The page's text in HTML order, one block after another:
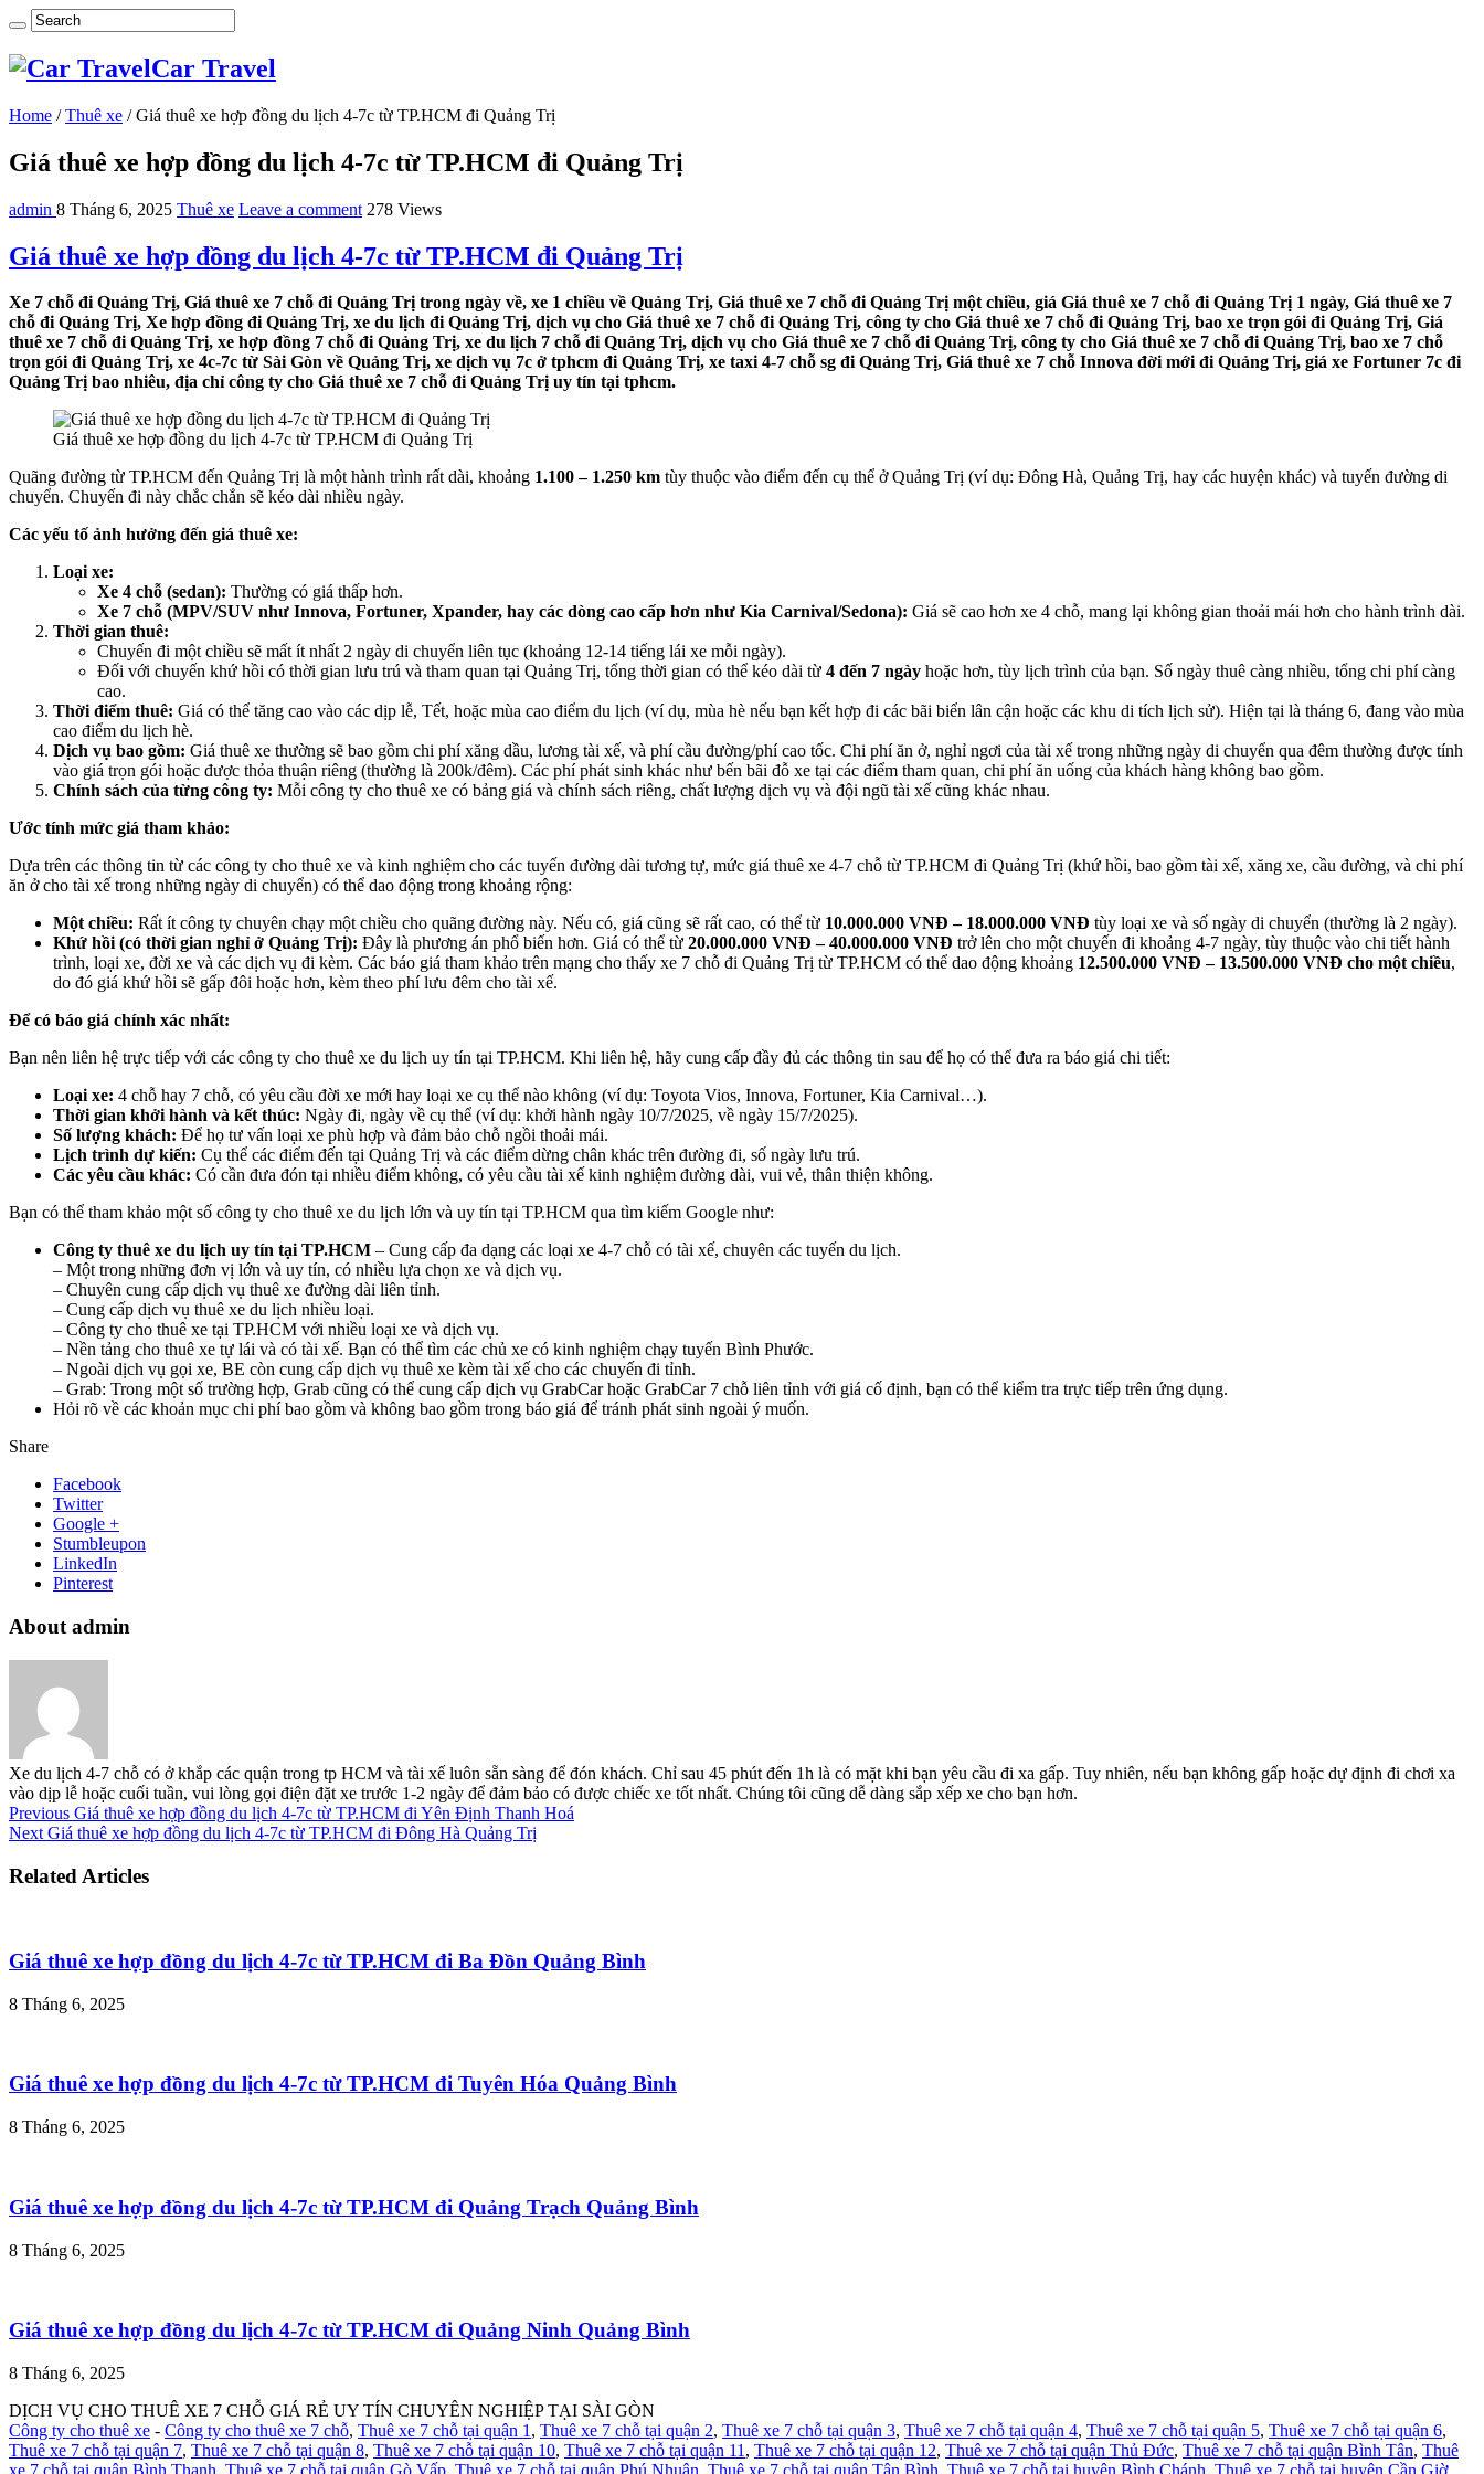
Car Travel
Home / Thuê xe / Giá thuê xe hợp đồng du lịch 4-7c từ TP.HCM đi Quảng Trị
Giá thuê xe hợp đồng du lịch 4-7c từ TP.HCM đi Quảng Trị
admin 8 Tháng 6, 2025 Thuê xe Leave a comment 278 Views
Giá thuê xe hợp đồng du lịch 4-7c từ TP.HCM đi Quảng Trị
Xe 7 chỗ đi Quảng Trị, Giá thuê xe 7 chỗ đi Quảng Trị trong ngày về, xe 1 chiều về Quảng Trị, Giá thuê xe 7 chỗ đi Quảng Trị một chiều, giá Giá thuê xe 7 chỗ đi Quảng Trị 1 ngày, Giá thuê xe 7
chỗ đi Quảng Trị, Xe hợp đồng đi Quảng Trị, xe du lịch đi Quảng Trị, dịch vụ cho Giá thuê xe 7 chỗ đi Quảng Trị, công ty cho Giá thuê xe 7 chỗ đi Quảng Trị, bao xe trọn gói đi Quảng Trị, Giá
thuê xe 7 chỗ đi Quảng Trị, xe hợp đồng 7 chỗ đi Quảng Trị, xe du lịch 7 chỗ đi Quảng Trị, dịch vụ cho Giá thuê xe 7 chỗ đi Quảng Trị, công ty cho Giá thuê xe 7 chỗ đi Quảng Trị, bao xe 7 chỗ
trọn gói đi Quảng Trị, xe 4c-7c từ Sài Gòn về Quảng Trị, xe dịch vụ 7c ở tphcm đi Quảng Trị, xe taxi 4-7 chỗ sg đi Quảng Trị, Giá thuê xe 7 chỗ Innova đời mới đi Quảng Trị, giá xe Fortuner 7c đi
Quảng Trị bao nhiêu, địa chỉ công ty cho Giá thuê xe 7 chỗ đi Quảng Trị uy tín tại tphcm.
Giá thuê xe hợp đồng du lịch 4-7c từ TP.HCM đi Quảng Trị
Quãng đường từ TP.HCM đến Quảng Trị là một hành trình rất dài, khoảng 1.100 – 1.250 km tùy thuộc vào điểm đến cụ thể ở Quảng Trị (ví dụ: Đông Hà, Quảng Trị, hay các huyện khác) và tuyến đường di
chuyển. Chuyến đi này chắc chắn sẽ kéo dài nhiều ngày.
Các yếu tố ảnh hưởng đến giá thuê xe:
Loại xe:
Xe 4 chỗ (sedan): Thường có giá thấp hơn.
Xe 7 chỗ (MPV/SUV như Innova, Fortuner, Xpander, hay các dòng cao cấp hơn như Kia Carnival/Sedona): Giá sẽ cao hơn xe 4 chỗ, mang lại không gian thoải mái hơn cho hành trình dài.
Thời gian thuê:
Chuyến đi một chiều sẽ mất ít nhất 2 ngày di chuyển liên tục (khoảng 12-14 tiếng lái xe mỗi ngày).
Đối với chuyến khứ hồi có thời gian lưu trú và tham quan tại Quảng Trị, tổng thời gian có thể kéo dài từ 4 đến 7 ngày hoặc hơn, tùy lịch trình của bạn. Số ngày thuê càng nhiều, tổng chi phí càng
cao.
Thời điểm thuê: Giá có thể tăng cao vào các dịp lễ, Tết, hoặc mùa cao điểm du lịch (ví dụ, mùa hè nếu bạn kết hợp đi các bãi biển lân cận hoặc các khu di tích lịch sử). Hiện tại là tháng 6, đang vào mùa
cao điểm du lịch hè.
Dịch vụ bao gồm: Giá thuê xe thường sẽ bao gồm chi phí xăng dầu, lương tài xế, và phí cầu đường/phí cao tốc. Chi phí ăn ở, nghỉ ngơi của tài xế trong những ngày di chuyển qua đêm thường được tính
vào giá trọn gói hoặc được thỏa thuận riêng (thường là 200k/đêm). Các phí phát sinh khác như bến bãi đỗ xe tại các điểm tham quan, chi phí ăn uống của khách hàng không bao gồm.
Chính sách của từng công ty: Mỗi công ty cho thuê xe có bảng giá và chính sách riêng, chất lượng dịch vụ và đội ngũ tài xế cũng khác nhau.
Ước tính mức giá tham khảo:
Dựa trên các thông tin từ các công ty cho thuê xe và kinh nghiệm cho các tuyến đường dài tương tự, mức giá thuê xe 4-7 chỗ từ TP.HCM đi Quảng Trị (khứ hồi, bao gồm tài xế, xăng xe, cầu đường, và chi phí
ăn ở cho tài xế trong những ngày di chuyển) có thể dao động trong khoảng rộng:
Một chiều: Rất ít công ty chuyên chạy một chiều cho quãng đường này. Nếu có, giá cũng sẽ rất cao, có thể từ 10.000.000 VNĐ – 18.000.000 VNĐ tùy loại xe và số ngày di chuyển (thường là 2 ngày).
Khứ hồi (có thời gian nghỉ ở Quảng Trị): Đây là phương án phổ biến hơn. Giá có thể từ 20.000.000 VNĐ – 40.000.000 VNĐ trở lên cho một chuyến đi khoảng 4-7 ngày, tùy thuộc vào chi tiết hành
trình, loại xe, đời xe và các dịch vụ đi kèm. Các báo giá tham khảo trên mạng cho thấy xe 7 chỗ đi Quảng Trị từ TP.HCM có thể dao động khoảng 12.500.000 VNĐ – 13.500.000 VNĐ cho một chiều,
do đó giá khứ hồi sẽ gấp đôi hoặc hơn, kèm theo phí lưu đêm cho tài xế.
Để có báo giá chính xác nhất:
Bạn nên liên hệ trực tiếp với các công ty cho thuê xe du lịch uy tín tại TP.HCM. Khi liên hệ, hãy cung cấp đầy đủ các thông tin sau để họ có thể đưa ra báo giá chi tiết:
Loại xe: 4 chỗ hay 7 chỗ, có yêu cầu đời xe mới hay loại xe cụ thể nào không (ví dụ: Toyota Vios, Innova, Fortuner, Kia Carnival…).
Thời gian khởi hành và kết thúc: Ngày đi, ngày về cụ thể (ví dụ: khởi hành ngày 10/7/2025, về ngày 15/7/2025).
Số lượng khách: Để họ tư vấn loại xe phù hợp và đảm bảo chỗ ngồi thoải mái.
Lịch trình dự kiến: Cụ thể các điểm đến tại Quảng Trị và các điểm dừng chân khác trên đường đi, số ngày lưu trú.
Các yêu cầu khác: Có cần đưa đón tại nhiều điểm không, có yêu cầu tài xế kinh nghiệm đường dài, vui vẻ, thân thiện không.
Bạn có thể tham khảo một số công ty cho thuê xe du lịch lớn và uy tín tại TP.HCM qua tìm kiếm Google như:
Công ty thuê xe du lịch uy tín tại TP.HCM – Cung cấp đa dạng các loại xe 4-7 chỗ có tài xế, chuyên các tuyến du lịch.
– Một trong những đơn vị lớn và uy tín, có nhiều lựa chọn xe và dịch vụ.
– Chuyên cung cấp dịch vụ thuê xe đường dài liên tỉnh.
– Cung cấp dịch vụ thuê xe du lịch nhiều loại.
– Công ty cho thuê xe tại TP.HCM với nhiều loại xe và dịch vụ.
– Nền tảng cho thuê xe tự lái và có tài xế. Bạn có thể tìm các chủ xe có kinh nghiệm chạy tuyến Bình Phước.
– Ngoài dịch vụ gọi xe, BE còn cung cấp dịch vụ thuê xe kèm tài xế cho các chuyến đi tỉnh.
– Grab: Trong một số trường hợp, Grab cũng có thể cung cấp dịch vụ GrabCar hoặc GrabCar 7 chỗ liên tỉnh với giá cố định, bạn có thể kiểm tra trực tiếp trên ứng dụng.
Hỏi rõ về các khoản mục chi phí bao gồm và không bao gồm trong báo giá để tránh phát sinh ngoài ý muốn.
Share
Facebook
Twitter
Google +
Stumbleupon
LinkedIn
Pinterest
About admin
Xe du lịch 4-7 chỗ có ở khắp các quận trong tp HCM và tài xế luôn sẵn sàng để đón khách. Chỉ sau 45 phút đến 1h là có mặt khi bạn yêu cầu đi xa gấp. Tuy nhiên, nếu bạn không gấp hoặc dự định đi chơi xa
vào dịp lễ hoặc cuối tuần, vui lòng gọi điện đặt xe trước 1-2 ngày để đảm bảo có được chiếc xe tốt nhất. Chúng tôi cũng dễ dàng sắp xếp xe cho bạn hơn.
Previous Giá thuê xe hợp đồng du lịch 4-7c từ TP.HCM đi Yên Định Thanh Hoá
Next Giá thuê xe hợp đồng du lịch 4-7c từ TP.HCM đi Đông Hà Quảng Trị
Related Articles
Giá thuê xe hợp đồng du lịch 4-7c từ TP.HCM đi Ba Đồn Quảng Bình
8 Tháng 6, 2025
Giá thuê xe hợp đồng du lịch 4-7c từ TP.HCM đi Tuyên Hóa Quảng Bình
8 Tháng 6, 2025
Giá thuê xe hợp đồng du lịch 4-7c từ TP.HCM đi Quảng Trạch Quảng Bình
8 Tháng 6, 2025
Giá thuê xe hợp đồng du lịch 4-7c từ TP.HCM đi Quảng Ninh Quảng Bình
8 Tháng 6, 2025
DỊCH VỤ CHO THUÊ XE 7 CHỖ GIÁ RẺ UY TÍN CHUYÊN NGHIỆP TẠI SÀI GÒN
Công ty cho thuê xe - Công ty cho thuê xe 7 chỗ, Thuê xe 7 chỗ tại quận 1 , Thuê xe 7 chỗ tại quận 2, Thuê xe 7 chỗ tại quận 3, Thuê xe 7 chỗ tại quận 4, Thuê xe 7 chỗ tại quận 5, Thuê xe 7 chỗ tại quận 6,
Thuê xe 7 chỗ tại quận 7, Thuê xe 7 chỗ tại quận 8, Thuê xe 7 chỗ tại quận 10, Thuê xe 7 chỗ tại quận 11 , Thuê xe 7 chỗ tại quận 12, Thuê xe 7 chỗ tại quận Thủ Đức, Thuê xe 7 chỗ tại quận Bình Tân, Thuê
xe 7 chỗ tại quận Bình Thạnh Thuê xe 7 chỗ tại quận Gò Vấp Thuê xe 7 chỗ tại quận Phú Nhuận Thuê xe 7 chỗ tại quận Tân Bình Thuê xe 7 chỗ tại huyện Bình Chánh Thuê xe 7 chỗ tại huyện Cần Giờ